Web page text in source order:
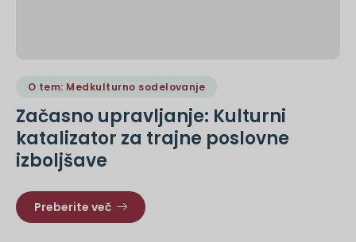
O tem: Medkulturno sodelovanje
Začasno upravljanje: Kulturni
katalizator za trajne poslovne
izboljšave
Preberite več